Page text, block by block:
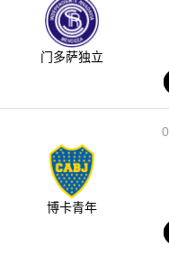
门多萨独立
博卡青年